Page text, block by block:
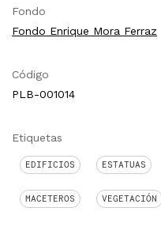
Fondo
Fondo Enrique Mora Ferraz
Código
PLB-001014
Etiquetas
EDIFICIOS ESTATUAS
MACETEROS VEGETACIÓN